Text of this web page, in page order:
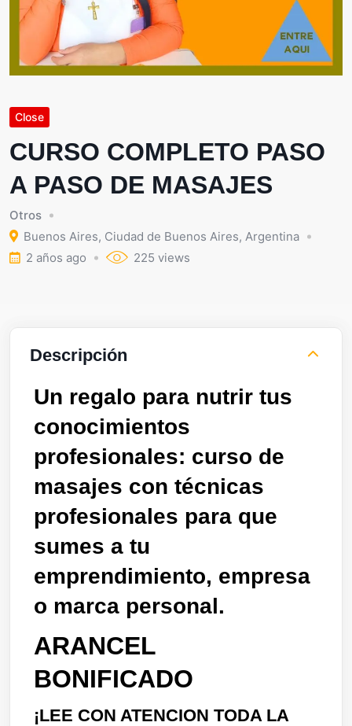
Close
CURSO COMPLETO PASO
A PASO DE MASAJES
Otros
Buenos Aires, Ciudad de Buenos Aires, Argentina
2 años ago
225 views
Descripción
Un regalo para nutrir tus
conocimientos
profesionales: curso de
masajes con técnicas
profesionales para que
sumes a tu
emprendimiento, empresa
o marca personal.
ARANCEL
BONIFICADO
¡LEE CON ATENCION TODA LA